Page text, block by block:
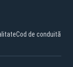
Cod de conduită